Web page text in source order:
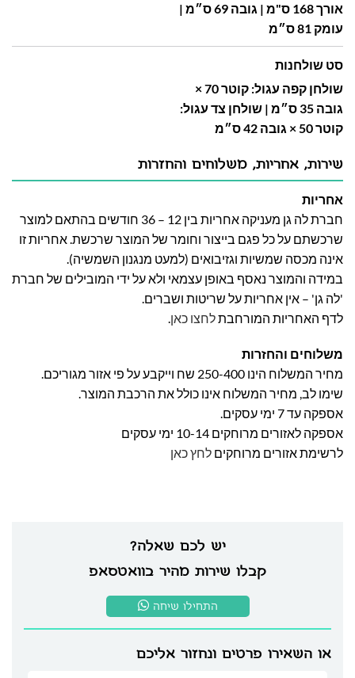
אורך 168 ס"מ | גובה 69 ס״מ |
עומק 81 ס״מ
סט שולחנות
שולחן קפה עגול: קוטר 70 ×
גובה 35 ס״מ | שולחן צד עגול:
קוטר 50 × גובה 42 ס״מ
יש לכם שאלה?
קבלו שירות מהיר בוואטסאפ
התחילו שיחה
או השאירו פרטים ונחזור אליכם
שירות, אחריות, משלוחים והחזרות
אחריות
חברת לה גן מעניקה אחריות בין 12 – 36 חודשים בהתאם למוצר
שרכשתם על כל פגם בייצור וחומר של המוצר שרכשת. אחריות זו
אינה מכסה שמשיות וגזיבואים (למעט מנגנון השמשיה).
במידה והמוצר נאסף באופן עצמאי ולא על ידי המובילים של חברת
'לה גן' – אין אחריות על שריטות ושברים.
לדף האחריות המורחבתלחצו כאן.
משלוחים והחזרות
מחיר המשלוח הינו 250-400 שח וייקבע על פי אזור מגוריכם.
שימו לב, מחיר המשלוח אינו כולל את הרכבת המוצר.
אספקה עד 7 ימי עסקים.
אספקה לאזורים מרוחקים 10-14 ימי עסקים
לרשימת אזורים מרוחקים לחץ כאן